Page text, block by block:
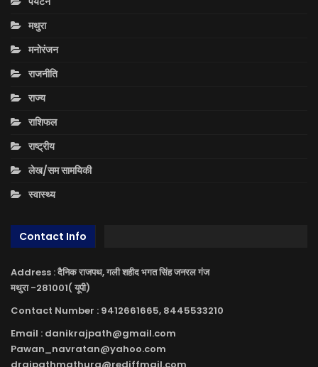
मथुरा
मनोरंजन
राजनीति
राज्य
राशिफल
राष्ट्रीय
लेख/सम सामयिकी
स्वास्थ्य
Contact Info
Address : दैनिक राजपथ, गली शहीद भगत सिंह जनरल गंज
मथुरा -281001( यूपी)
Contact Number : 9412661665, 8445533210
Email : danikrajpath@gmail.com
Pawan_navratan@yahoo.com